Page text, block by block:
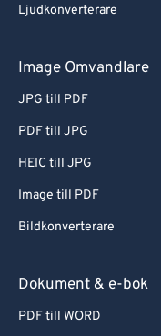
Ljudkonverterare
Image Omvandlare
JPG till PDF
PDF till JPG
HEIC till JPG
Image till PDF
Bildkonverterare
Dokument & e-bok
PDF till WORD